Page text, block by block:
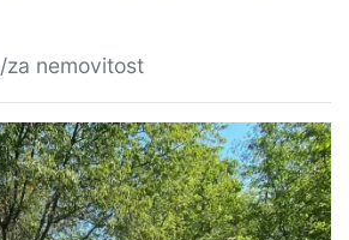
/za nemovitost